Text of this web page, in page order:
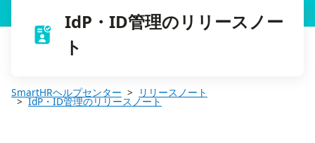
IdP・ID管理のリリースノー
ト
SmartHRヘルプセンター リリースノート
IdP・ID管理のリリースノート